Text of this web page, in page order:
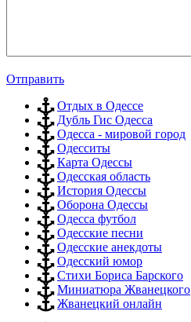
Отправить
Отдых в Одессе
Дубль Гис Одесса
Одесса - мировой город
Одесситы
Карта Одессы
Одесская область
История Одессы
Оборона Одессы
Одесса футбол
Одесские песни
Одесские анекдоты
Одесский юмор
Стихи Бориса Барского
Миниатюра Жванецкого
Жванецкий онлайн